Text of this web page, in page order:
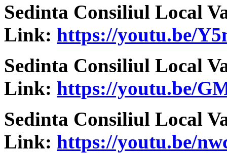
Sedinta Consiliul Local
Link: https://youtu.be/
Sedinta Consiliul Local
Link: https://youtu.be/
Sedinta Consiliul Local
Link: https://youtu.be/